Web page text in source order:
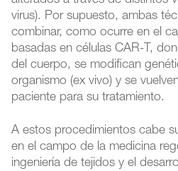
virus). Por supuesto, ambas
combinar, como ocurre en el
basadas en células CAR-T,
del cuerpo, se modifican
organismo (ex vivo) y se
paciente para su tratamiento.
A estos procedimientos cabe
en el campo de la medicina
ingeniería de tejidos y el